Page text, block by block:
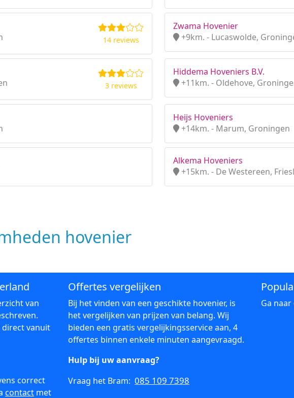
14 reviews
Zwama Hovenier
+9km. - Lucaswolde,
3 reviews
Hiddema Hoveniers B.V.
+11km. - Oldehove,
Heijs Hoveniers
+14km. - Marum, Groningen
Alkema Hoveniers
+15km. - De Westereen,
hovenier
van
direct vanuit
correct
contact met
Offertes vergelijken
Bij het vinden van een geschikte hovenier, is
het vergelijken van prijzen van belang. Wij
bieden een gratis vergelijkingsservice aan, 4
offertes binnen enkele minuten aangevraagd.
Hulp bij uw aanvraag?
Vraag het Bram: 085 109 7398
Ga naar